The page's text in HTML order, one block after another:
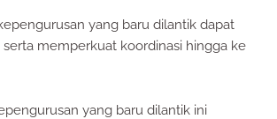
yang baru dilantik dapat
memperkuat koordinasi hingga ke
yang baru dilantik ini